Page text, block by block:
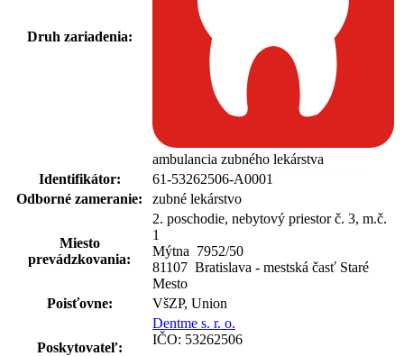
Druh zariadenia:
ambulancia zubného lekárstva
Identifikátor:
61-53262506-A0001
Odborné zameranie:
zubné lekárstvo
Miesto
prevádzkovania:
2. poschodie, nebytový priestor č. 3, m.č.
1
Mýtna 7952/50
81107 Bratislava - mestská časť Staré
Mesto
Poisťovne:
VšZP, Union
Poskytovateľ:
Dentme s. r. o.
IČO: 53262506